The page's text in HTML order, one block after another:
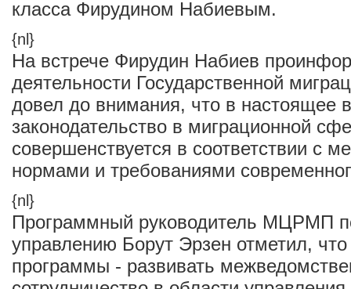
класса Фирудином Набиевым.
{nl}
На встрече Фирудин Набиев
деятельности Государственной
довел до внимания, что в настоящее
законодательство в миграционной
совершенствуется в соответствии с
нормами и требованиями
{nl}
Программный руководитель МЦРМП
управлению Борут Эрзен отметил,
программы - развивать